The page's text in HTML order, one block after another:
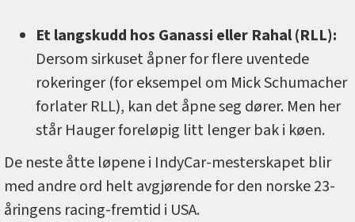
Et langskudd hos Ganassi eller Rahal (RLL):
Dersom sirkuset åpner for flere uventede
rokeringer (for eksempel om Mick Schumacher
forlater RLL), kan det åpne seg dører. Men her
står Hauger foreløpig litt lenger bak i køen.
De neste åtte løpene i IndyCar-mesterskapet blir
med andre ord helt avgjørende for den norske 23-
åringens racing-fremtid i USA.